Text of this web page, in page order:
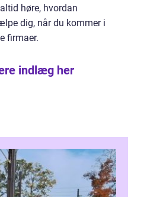
høre, hvordan
dig, når du kommer i
firmaer.
indlæg her